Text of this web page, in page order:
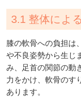
3.1 整体によ
膝の軟骨への負担は
や不良姿勢から生じ
み、足首の関節の動
力をかけ、軟骨のす
あります。